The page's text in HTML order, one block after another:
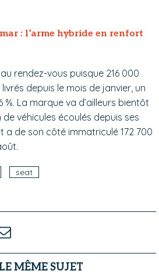
: l’arme hybride en renfort
rendez-vous puisque 216 000
depuis le mois de janvier, un
%. La marque va d’ailleurs bientôt
véhicules écoulés depuis ses
a de son côté immatriculé 172 700
seat
MÊME SUJET